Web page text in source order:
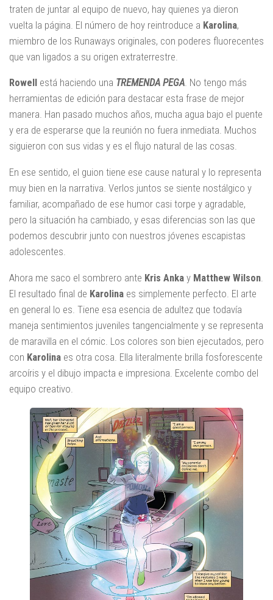
traten de juntar al equipo de nuevo, hay quienes ya dieron
vuelta la página. El número de hoy reintroduce a Karolina,
miembro de los Runaways originales, con poderes fluorecentes
que van ligados a su origen extraterrestre.
Rowell está haciendo una TREMENDA PEGA. No tengo más
herramientas de edición para destacar esta frase de mejor
manera. Han pasado muchos años, mucha agua bajo el puente
y era de esperarse que la reunión no fuera inmediata. Muchos
siguieron con sus vidas y es el flujo natural de las cosas.
En ese sentido, el guion tiene ese cause natural y lo representa
muy bien en la narrativa. Verlos juntos se siente nostálgico y
familiar, acompañado de ese humor casi torpe y agradable,
pero la situación ha cambiado, y esas diferencias son las que
podemos descubrir junto con nuestros jóvenes escapistas
adolescentes.
Ahora me saco el sombrero ante Kris Anka y Matthew Wilson
El resultado final de Karolina es simplemente perfecto. El arte
en general lo es. Tiene esa esencia de adultez que todavía
maneja sentimientos juveniles tangencialmente y se representa
de maravilla en el cómic. Los colores son bien ejecutados, pero
con Karolina es otra cosa. Ella literalmente brilla fosforescente
arcoíris y el dibujo impacta e impresiona. Excelente combo del
equipo creativo.